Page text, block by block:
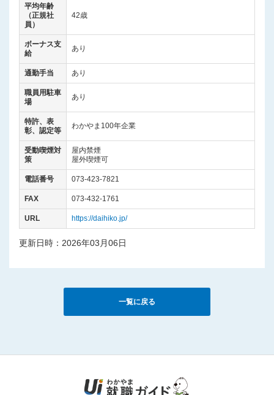
平均年齢
（正規社
員）
42歳
ボーナス支
給
あり
通勤手当 あり
職員用駐車
場
あり
特許、表
彰、認定等
わかやま100年企業
受動喫煙対
策
屋内禁煙
屋外喫煙可
電話番号 073-423-7821
FAX 073‐432‐1761
URL https://daihiko.jp/
更新日時：2026年03月06日
一覧に戻る